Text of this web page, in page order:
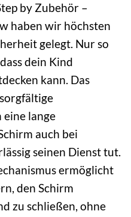
by Zubehör –
haben wir höchsten
gelegt. Nur so
dein Kind
kann. Das
lange
auch bei
seinen Dienst tut.
ermöglicht
den Schirm
zu schließen, ohne